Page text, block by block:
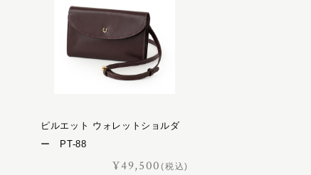
ピルエット ウォレットショルダ
ー PT-88
¥49,500(税込)